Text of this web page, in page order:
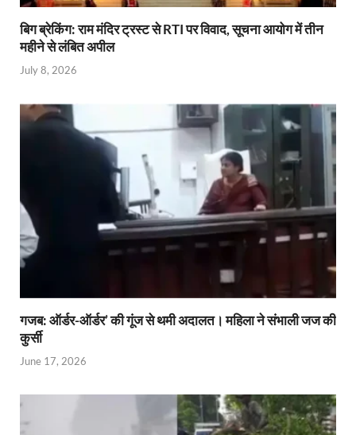
बिग ब्रेकिंग: राम मंदिर ट्रस्ट से RTI पर विवाद, सूचना आयोग में तीन
महीने से लंबित अपील
July 8, 2026
गजब: ऑर्डर-ऑर्डर’ की गूंज से थमी अदालत। महिला ने संभाली जज की
कुर्सी
June 17, 2026